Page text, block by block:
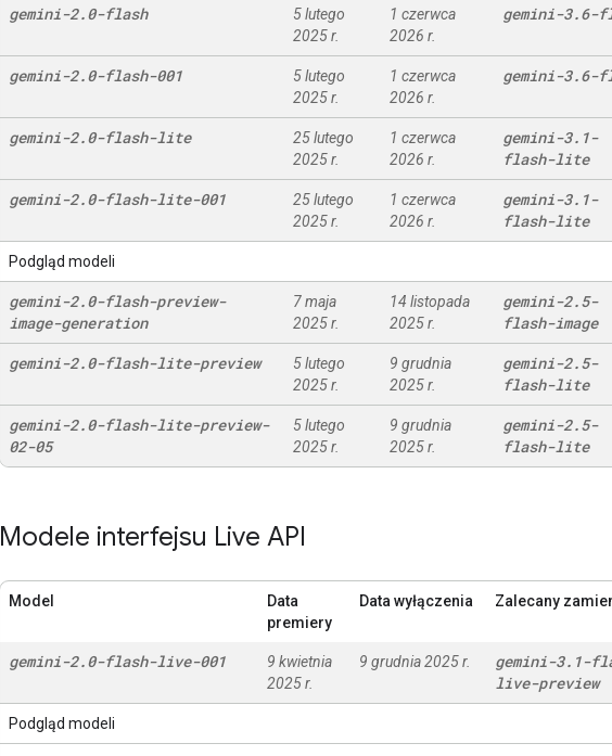
gemini-2.0-flash
5 lutego
2025 r.
1 czerwca
2026 r.
gemini-3.6-
gemini-2.0-flash-001
5 lutego
2025 r.
1 czerwca
2026 r.
gemini-3.6-
gemini-2.0-flash-lite
25 lutego
2025 r.
1 czerwca
2026 r.
gemini-3. 1-
flash-lite
gemini-2.0-flash-lite-001
25 lutego
2025 r.
1 czerwca
2026 r.
gemini-3. 1-
flash-lite
Podgląd modeli
gemini-2.0-flash-preview-
image-generation
7 maja
2025 r.
14 listopada
2025 r.
gemini-2.5-
flash-image
gemini-2.0-flash-lite-preview
5 lutego
2025 r.
9 grudnia
2025 r.
gemini-2.5-
flash-lite
gemini-2.0-flash-lite-preview-
02-05
5 lutego
2025 r.
9 grudnia
2025 r.
gemini-2.5-
flash-lite
Modele interfejsu Live API
Model
Data
premiery
Data wyłączenia Zalecany
gemini-2.0-flash-live-001
9 kwietnia
2025 r.
9 grudnia 2025 r. gemini-3. 1-
live-preview
Podgląd modeli